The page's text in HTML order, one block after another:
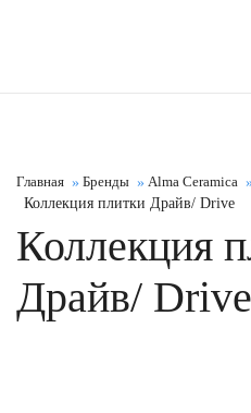
Главная Бренды
Alma Ceramica
Коллекция плитки Драйв/ Drive
Коллекция
Драйв/ Drive